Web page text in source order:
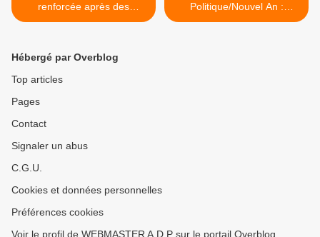
renforcée après des
massacres dans le nord de
Politique/Nouvel An :
François Bozizé appelle les
Hébergé par Overblog
Top articles
Pages
Contact
Signaler un abus
C.G.U.
Cookies et données personnelles
Préférences cookies
Voir le profil de WEBMASTER A.D.P sur le portail Overblog